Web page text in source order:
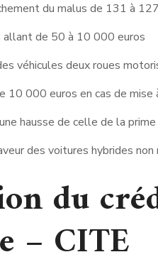
du malus de 131 à
allant de 50 à 10 000 euros
véhicules deux roues
10 000 euros en cas de
hausse de celle de la
des voitures hybrides non
du
– CITE